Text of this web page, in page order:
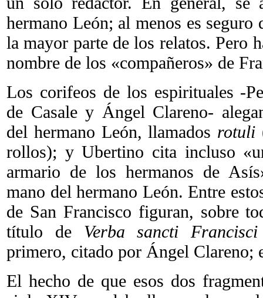
hermano León; al menos es
la mayor parte de los relatos. Pero
nombre de los «compañeros» de
Los corifeos de los espirituales -
de Casale y Ángel Clareno-
del hermano León, llamados rotuli
rollos); y Ubertino cita incluso
armario de los hermanos de
mano del hermano León. Entre
de San Francisco figuran, sobre
título de Verba sancti Francisci
primero, citado por Ángel Clareno;
El hecho de que esos dos